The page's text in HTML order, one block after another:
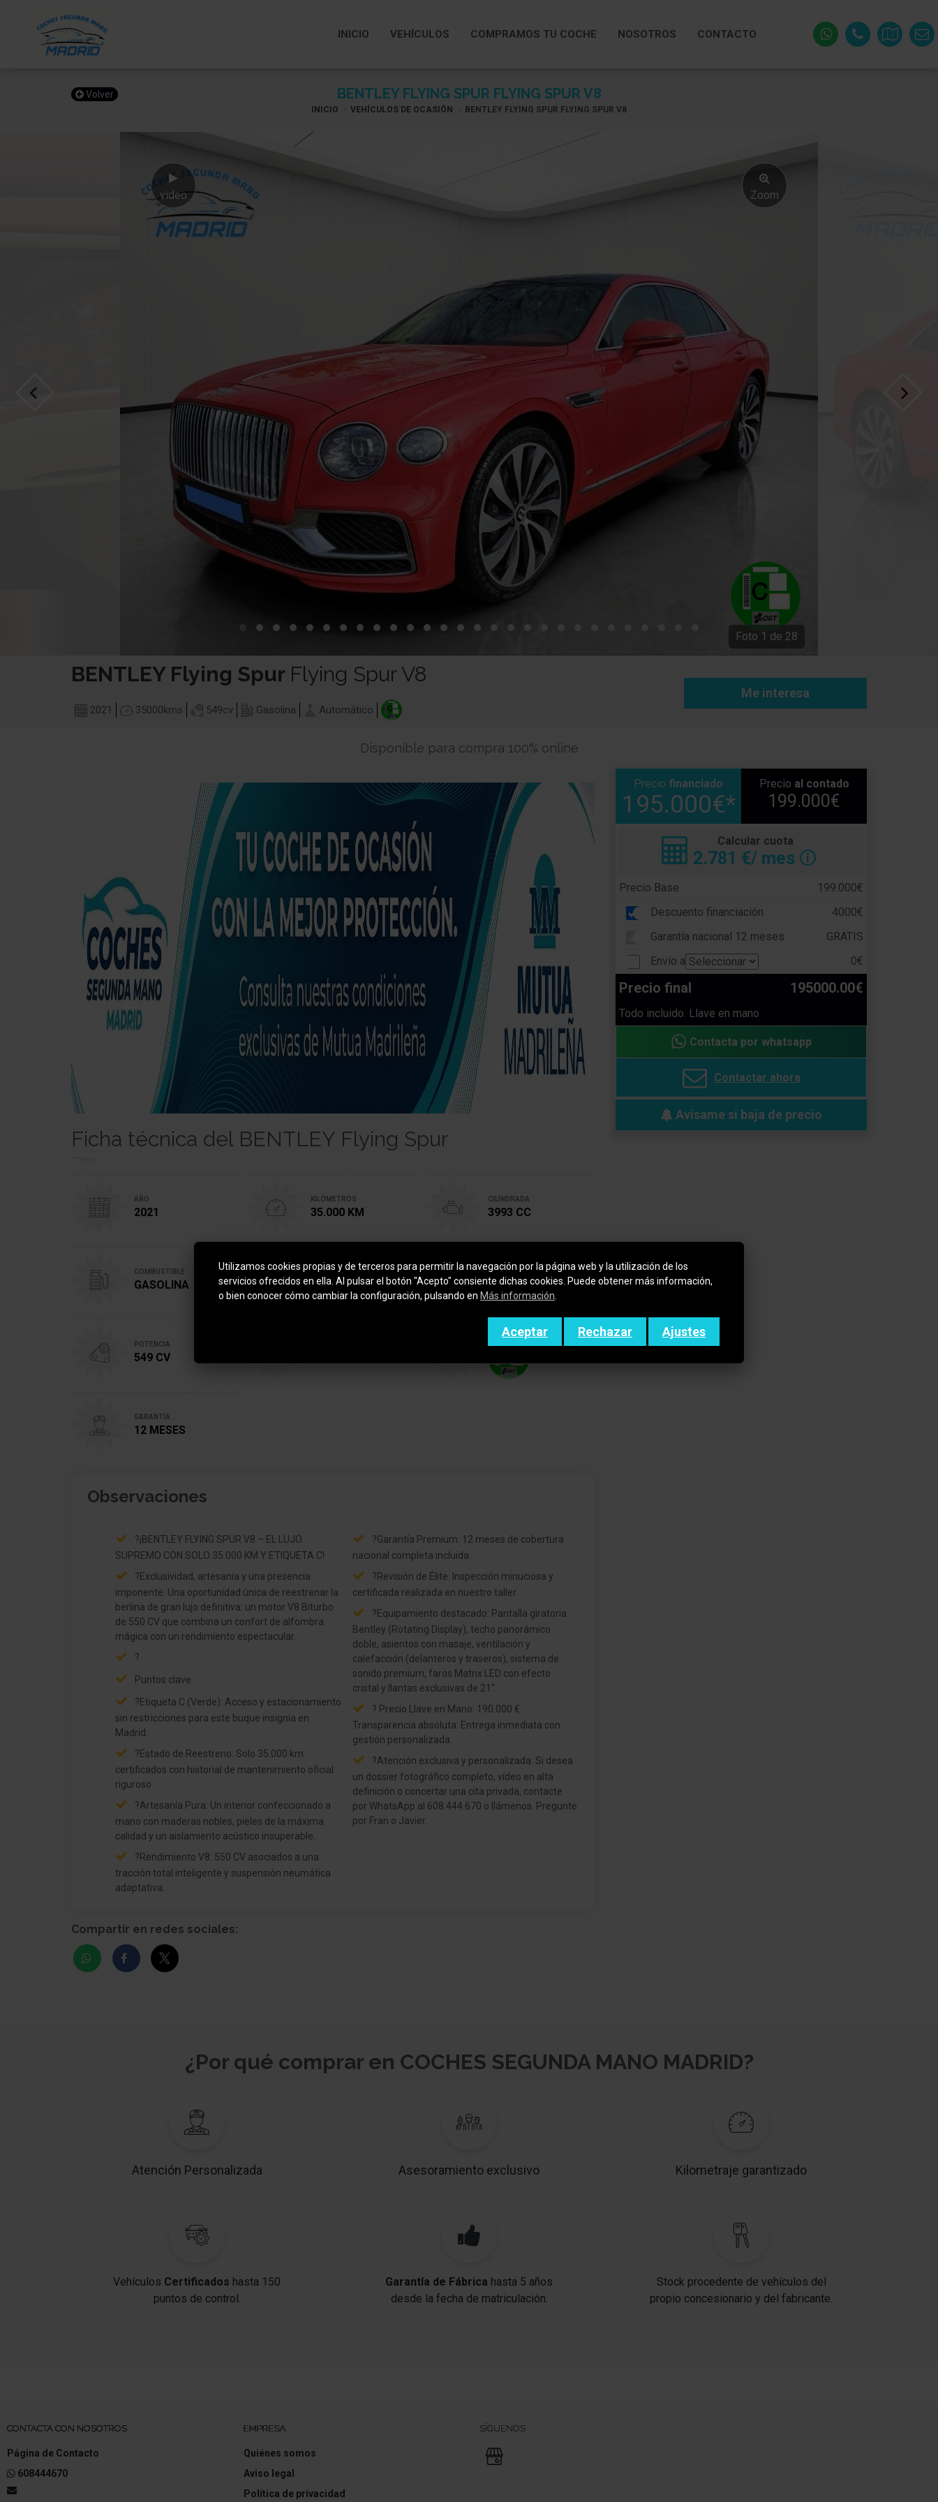
INICIO VEHÍCULOS COMPRAMOS TU COCHE NOSOTROS CONTACTO
BENTLEY FLYING SPUR FLYING SPUR V8
Volver
INICIO VEHÍCULOS DE OCASIÓN BENTLEY FLYING SPUR FLYING SPUR V8
Zoom
video
Foto 1 de 28
BENTLEY Flying Spur Flying Spur V8
2021 35000kms 549cv Gasolina Automático
Me interesa
Disponible para compra 100% online
Ficha técnica del BENTLEY Flying Spur
AÑO
2021
KILÓMETROS
35.000 KM
CILINDRADA
3993 CC
COMBUSTIBLE
GASOLINA
COLOR
ROJO
CAJA CAMBIOS
AUTOMÁTICO
POTENCIA
549 CV
ETIQUETA
GARANTÍA
12 MESES
Observaciones
?¡BENTLEY FLYING SPUR V8 – EL LUJO
SUPREMO CON SOLO 35.000 KM Y ETIQUETA C!
?Exclusividad, artesanía y una presencia
imponente. Una oportunidad única de reestrenar la
berlina de gran lujo definitiva: un motor V8 Biturbo
de 550 CV que combina un confort de alfombra
mágica con un rendimiento espectacular.
?
Puntos clave:
?Etiqueta C (Verde): Acceso y estacionamiento
sin restricciones para este buque insignia en
Madrid.
?Estado de Reestreno: Solo 35.000 km
certificados con historial de mantenimiento oficial
riguroso.
?Artesanía Pura: Un interior confeccionado a
mano con maderas nobles, pieles de la máxima
calidad y un aislamiento acústico insuperable.
?Rendimiento V8: 550 CV asociados a una
tracción total inteligente y suspensión neumática
adaptativa.
?Garantía Premium: 12 meses de cobertura
nacional completa incluida.
?Revisión de Élite: Inspección minuciosa y
certificada realizada en nuestro taller.
?Equipamiento destacado: Pantalla giratoria
Bentley (Rotating Display), techo panorámico
doble, asientos con masaje, ventilación y
calefacción (delanteros y traseros), sistema de
sonido premium, faros Matrix LED con efecto
cristal y llantas exclusivas de 21".
? Precio Llave en Mano: 190.000 €.
Transparencia absoluta: Entrega inmediata con
gestión personalizada.
?Atención exclusiva y personalizada: Si desea
un dossier fotográfico completo, vídeo en alta
definición o concertar una cita privada, contacte
por WhatsApp al 608.444.670 o llámenos. Pregunte
por Fran o Javier.
Compartir en redes sociales:
Precio financiado
195.000€*
Precio al contado
199.000€
Calcular cuota
2.781 €/ mes 🛈
Precio Base
199.000€
Descuento financiación
4000€
Garantía nacional 12 meses
GRATIS
Envío a
0€
Precio final 195000.00€
Todo incluido. Llave en mano
Contacta por whatsapp
Contactar ahora
Avísame si baja de precio
¿Por qué comprar en COCHES SEGUNDA MANO MADRID?
Atención Personalizada Asesoramiento exclusivo Kilometraje garantizado
Vehículos Certificados hasta 150
puntos de control.
Garantía de Fábrica hasta 5 años
desde la fecha de matriculación.
Stock procedente de vehículos del
propio concesionario y del fabricante.
CONTACTA CON NOSOTROS
Página de Contacto
608444670
EMPRESA
Quiénes somos
Aviso legal
Política de privacidad
SÍGUENOS
Utilizamos cookies propias y de terceros para permitir la navegación por la página web y la utilización de los
servicios ofrecidos en ella. Al pulsar el botón "Acepto" consiente dichas cookies. Puede obtener más información,
o bien conocer cómo cambiar la configuración, pulsando en Más información
Aceptar Rechazar Ajustes